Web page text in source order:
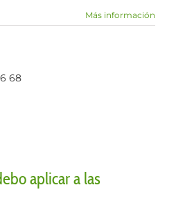
Más información
aplicar a las